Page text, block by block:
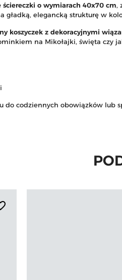
ściereczki o wymiarach 40x70 cm,
gładką, elegancką strukturę w
koszyczek z dekoracyjnymi
na Mikołajki, święta czy
do codziennych obowiązków lub